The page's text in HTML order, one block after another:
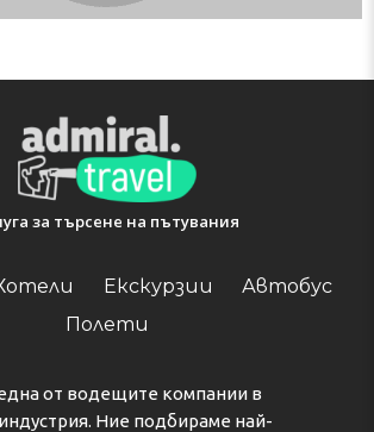
за търсене на пътувания
Екскурзии
Автобус
Полети
от водещите компании в
Ние подбираме най-